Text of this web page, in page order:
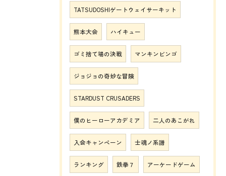
TATSUDOSHIゲートウェイサーキット
熊本大会 ハイキュー
ゴミ捨て場の決戦 マンキンビンゴ
ジョジョの奇妙な冒険
STARDUST CRUSADERS
僕のヒーローアカデミア 二人のあこがれ
入会キャンペーン 士魂ノ系譜
ランキング 鉄拳７ アーケードゲーム